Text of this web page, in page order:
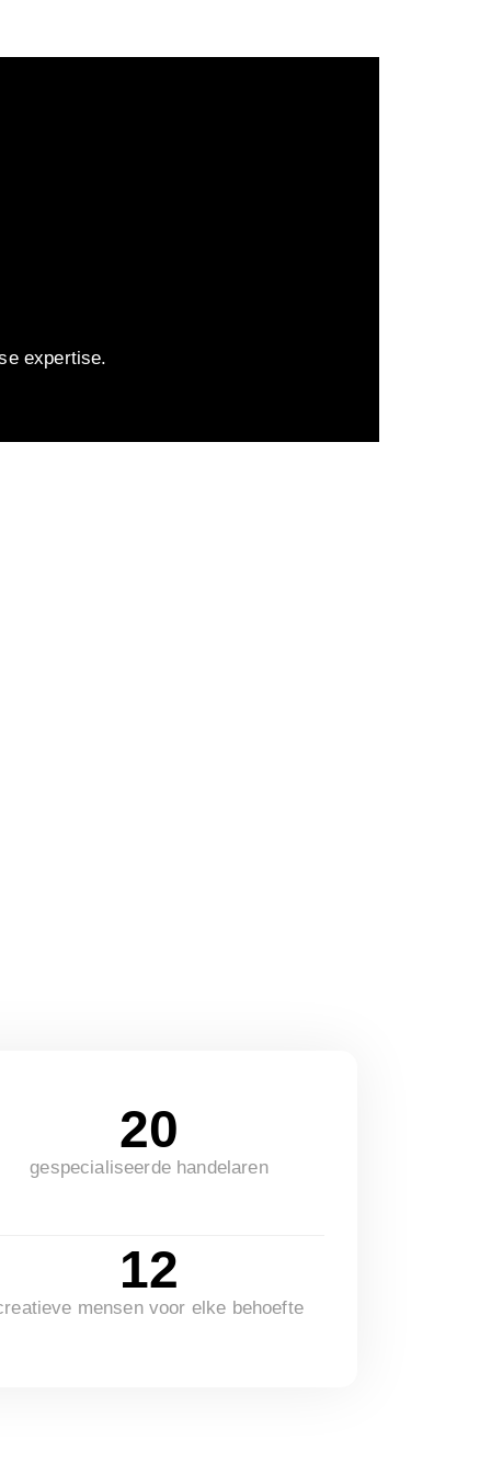
expertise.
20
gespecialiseerde handelaren
12
mensen voor elke behoefte